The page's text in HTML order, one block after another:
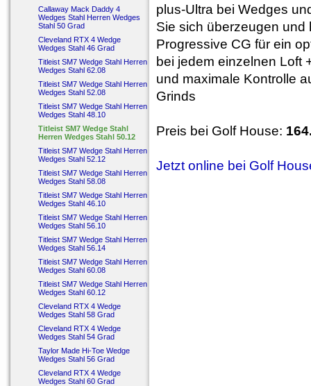
Callaway Mack Daddy 4
Wedges Stahl Herren Wedges
Stahl 50 Grad
Cleveland RTX 4 Wedge
Wedges Stahl 46 Grad
Titleist SM7 Wedge Stahl Herren
Wedges Stahl 62.08
Titleist SM7 Wedge Stahl Herren
Wedges Stahl 52.08
Titleist SM7 Wedge Stahl Herren
Wedges Stahl 48.10
Titleist SM7 Wedge Stahl
Herren Wedges Stahl 50.12
Titleist SM7 Wedge Stahl Herren
Wedges Stahl 52.12
Titleist SM7 Wedge Stahl Herren
Wedges Stahl 58.08
Titleist SM7 Wedge Stahl Herren
Wedges Stahl 46.10
Titleist SM7 Wedge Stahl Herren
Wedges Stahl 56.10
Titleist SM7 Wedge Stahl Herren
Wedges Stahl 56.14
Titleist SM7 Wedge Stahl Herren
Wedges Stahl 60.08
Titleist SM7 Wedge Stahl Herren
Wedges Stahl 60.12
Cleveland RTX 4 Wedge
Wedges Stahl 58 Grad
Cleveland RTX 4 Wedge
Wedges Stahl 54 Grad
Taylor Made Hi-Toe Wedge
Wedges Stahl 56 Grad
Cleveland RTX 4 Wedge
Wedges Stahl 60 Grad
plus-Ultra bei Wedges
Sie sich überzeugen und
Progressive CG für ein
bei jedem einzelnen Loft
und maximale Kontrolle
Grinds
Preis bei Golf House:
Jetzt online bei Golf